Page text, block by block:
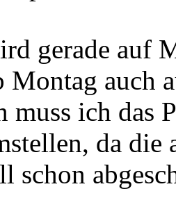
gerade auf
auch
muss ich das
da
schon